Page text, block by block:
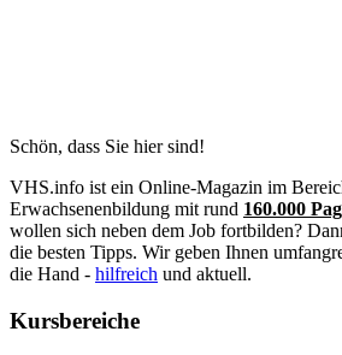
Schön, dass Sie hier sind!
VHS.info ist ein Online-Magazin im
Erwachsenenbildung mit rund 160.000
wollen sich neben dem Job fortbilden?
die besten Tipps. Wir geben Ihnen
die Hand - hilfreich und aktuell.
Kursbereiche